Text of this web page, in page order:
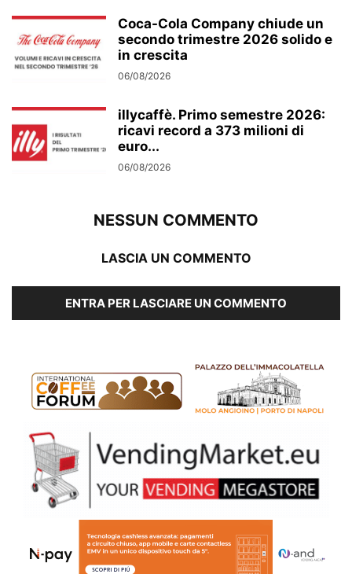
Coca-Cola Company chiude un
secondo trimestre 2026 solido e
in crescita
06/08/2026
illycaffè. Primo semestre 2026:
ricavi record a 373 milioni di
euro...
06/08/2026
NESSUN COMMENTO
LASCIA UN COMMENTO
ENTRA PER LASCIARE UN COMMENTO